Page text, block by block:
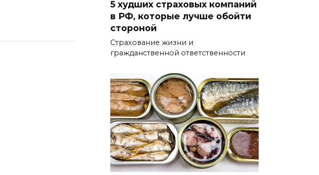
5 худших страховых компаний
в РФ, которые лучше обойти
стороной
Страхование жизни и
гражданственной ответственности